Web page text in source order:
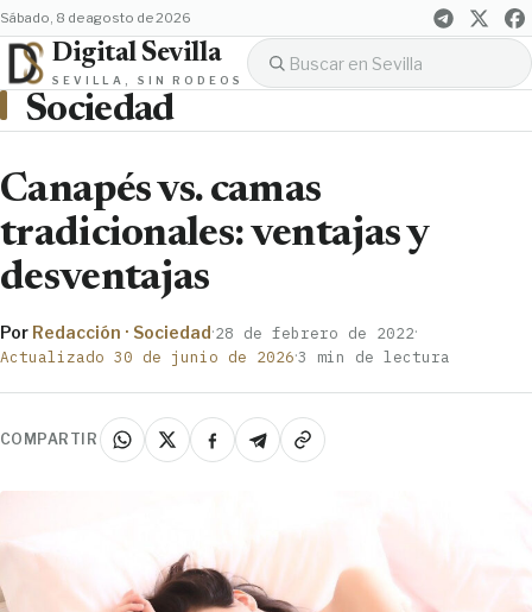
sábado, 8 de agosto de 2026
Digital Sevilla
SEVILLA, SIN RODEOS
Sociedad
Canapés vs. camas
tradicionales: ventajas y
desventajas
Por Redacción · Sociedad·28 de febrero de 2022·
Actualizado 30 de junio de 2026·3 min de lectura
COMPARTIR